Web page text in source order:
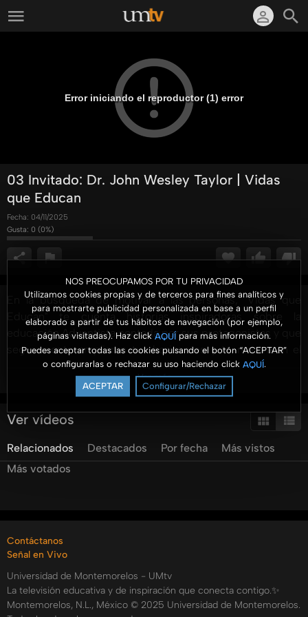
NOS PREOCUPAMOS POR TU PRIVACIDAD
Utilizamos cookies propias y de terceros para fines analíticos y
para mostrarte publicidad personalizada en base a un perfil
elaborado a partir de tus hábitos de navegación (por ejemplo,
páginas visitadas). Haz click AQUÍ para más información.
Puedes aceptar todas las cookies pulsando el botón “ACEPTAR”
o configurarlas o rechazar su uso haciendo click AQUÍ.
ACEPTAR Configurar/Rechazar
Error iniciando el reproductor (1) error
03 Invitado: Dr. John Wesley Taylor | Vidas
que Educan
Fecha: 04/11/2025
Gusta: 0 (0%)
En la búsqueda de motivar a las personas, "Vidas que
Educan" te cuenta historias inspiradoras sobre la
educación Adventista contada por sus protagonistas y que
seguramente ampliaran tus horizontes y te mostraran el
gran plan de Dios para cada uno de sus hijos.
Conduce el Dr. Ismael Castillo Osuna, rector de la
Universidad de Montemorelos.
http://www.facebook.com/vidasqueeducan
Categorías:
tv
Ver más
Ver vídeos
Relacionados Destacados Por fecha
Más vistos
Más votados
Contáctanos
Señal en Vivo
Universidad de Montemorelos - UMtv
La televisión educativa y de inspiración que conecta contigo.✨
Montemorelos, N.L., México © 2025 Universidad de Montemorelos.